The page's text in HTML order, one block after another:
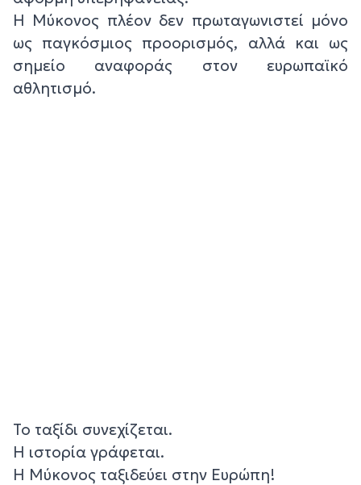
Η Μύκονος πλέον δεν πρωταγωνιστεί μόνο
ως παγκόσμιος προορισμός, αλλά και ως
σημείο αναφοράς στον ευρωπαϊκό
αθλητισμό.
Το ταξίδι συνεχίζεται.
Η ιστορία γράφεται.
Η Μύκονος ταξιδεύει στην Ευρώπη!